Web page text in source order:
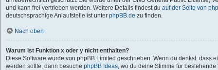
und kann frei vertrieben werden. Weitere Details findest du auf der Seite von
deutschsprachige Anlaufstelle ist unter phpBB.de zu finden.
Nach oben
Warum ist Funktion x oder y nicht enthalten?
Diese Software wurde von phpBB Limited geschrieben. Wenn du denkst, dass
werden sollte, dann besuche phpBB Ideas, wo du deine Stimme für